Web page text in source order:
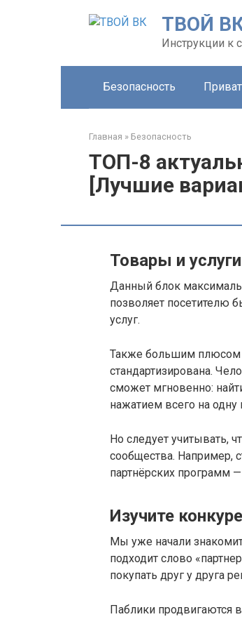
ТВОЙ
Инструкции к
Безопасность
Главная » Безопасность
ТОП-8
[Лучшие
Товары и услуги
Данный блок
позволяет посетителю
услуг.
Также большим плюсом
стандартизирована.
сможет мгновенно:
нажатием всего на одну
Но следует учитывать,
сообщества. Например,
партнёрских программ
Изучите
Мы уже начали
подходит слово
покупать друг у друга
Паблики продвигаются